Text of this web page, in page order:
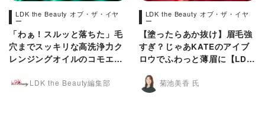
LDK the Beauty オブ・ザ・イヤ
ー
「わぁ！スルッと落ちた」毛
穴までスッキリな高洗浄力ク
レンジングオイルのコモエー
LDK the Beauty編集部
LDK the Beauty オブ・ザ・イヤ
ー
【塗ったらあか抜け】眉毛強
すぎ？じゃあKATEのアイブ
ロウでふわっと薄眉に【LDK
菊池美香 氏